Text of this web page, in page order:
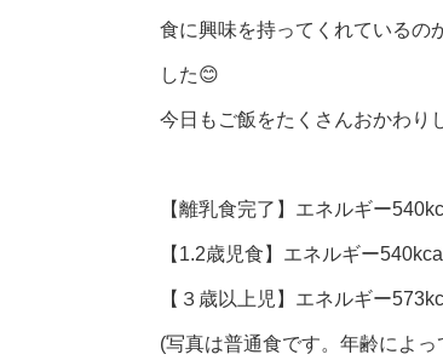
食に興味を持ってくれているの
した😊
今日もご飯をたくさんおかわり
【離乳食完了】エネルギー
【1.2歳児食】エネルギー
【３歳以上児】エネルギー
(写真は普通食です。年齢によ